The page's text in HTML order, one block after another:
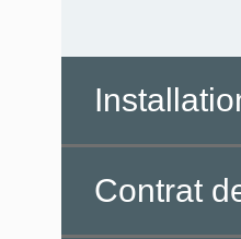
Contrat